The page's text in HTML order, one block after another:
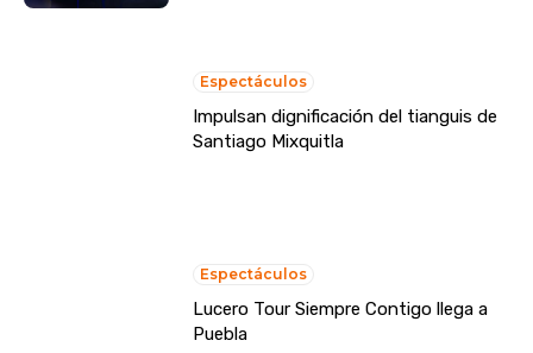
Espectáculos
Impulsan dignificación del tianguis de
Santiago Mixquitla
Espectáculos
Lucero Tour Siempre Contigo llega a
Puebla